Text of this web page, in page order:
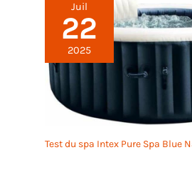
Juil
22
2025
Test du spa Intex Pure Spa Blue